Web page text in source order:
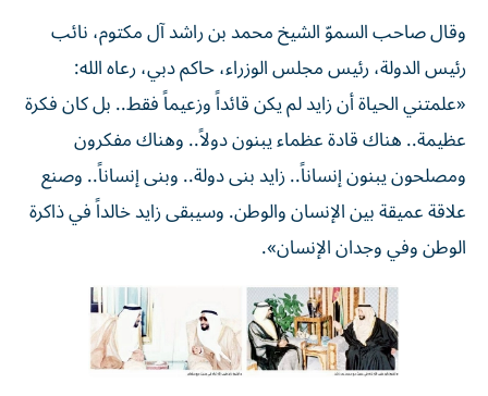
وقال صاحب السموّ الشيخ محمد بن راشد آل مكتوم، نائب
رئيس الدولة، رئيس مجلس الوزراء، حاكم دبي، رعاه الله:
«علمتني الحياة أن زايد لم يكن قائداً وزعيماً فقط.. بل كان فكرة
عظيمة.. هناك قادة عظماء يبنون دولاً.. وهناك مفكرون
ومصلحون يبنون إنساناً.. زايد بنى دولة.. وبنى إنساناً.. وصنع
علاقة عميقة بين الإنسان والوطن. وسيبقى زايد خالداً في ذاكرة
الوطن وفي وجدان الإنسان».